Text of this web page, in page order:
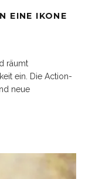
EINE IKONE
räumt
ein. Die Action-
neue